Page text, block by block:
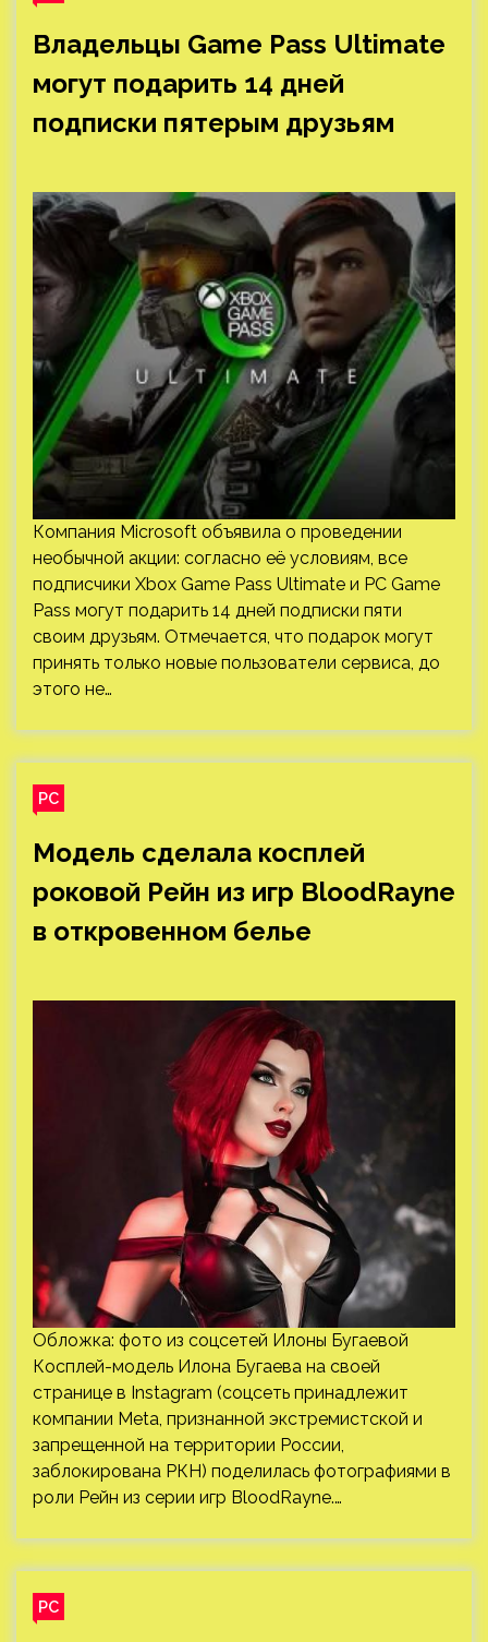
Владельцы Game Pass Ultimate
могут подарить 14 дней
подписки пятерым друзьям
Компания Microsoft объявила о проведении
необычной акции: согласно её условиям, все
подписчики Xbox Game Pass Ultimate и PC Game
Pass могут подарить 14 дней подписки пяти
своим друзьям. Отмечается, что подарок могут
принять только новые пользователи сервиса, до
этого не…
PC
Модель сделала косплей
роковой Рейн из игр BloodRayne
в откровенном белье
Обложка: фото из соцсетей Илоны Бугаевой
Косплей-модель Илона Бугаева на своей
странице в Instagram (соцсеть принадлежит
компании Meta, признанной экстремистской и
запрещенной на территории России,
заблокирована РКН) поделилась фотографиями в
роли Рейн из серии игр BloodRayne.…
PC